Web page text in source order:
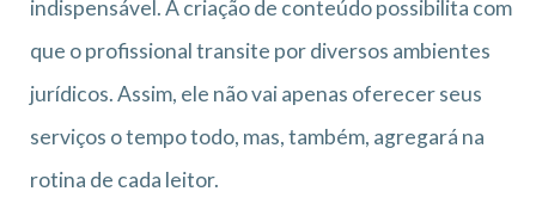
indispensável. A criação de conteúdo possibilita com
que o profissional transite por diversos ambientes
jurídicos. Assim, ele não vai apenas oferecer seus
serviços o tempo todo, mas, também, agregará na
rotina de cada leitor.